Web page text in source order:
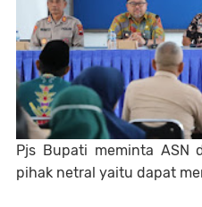
Pjs Bupati meminta ASN
pihak netral yaitu dapat